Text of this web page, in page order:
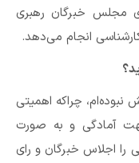
مجلس خبرگان رهبری
انجام می‌دهد.
چراکه اهمیتی
آمادگی و به صورت
را اجلاس خبرگان و رای